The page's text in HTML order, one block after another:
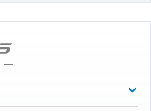
Артикул: 0000225689
Діаметр:
150 мм